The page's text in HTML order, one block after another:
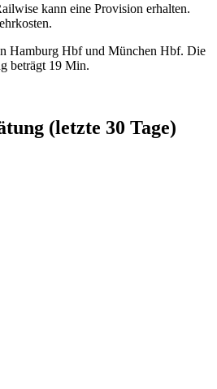
kann eine Provision erhalten.
Hamburg Hbf und München Hbf. Die
beträgt 19 Min.
(letzte 30 Tage)